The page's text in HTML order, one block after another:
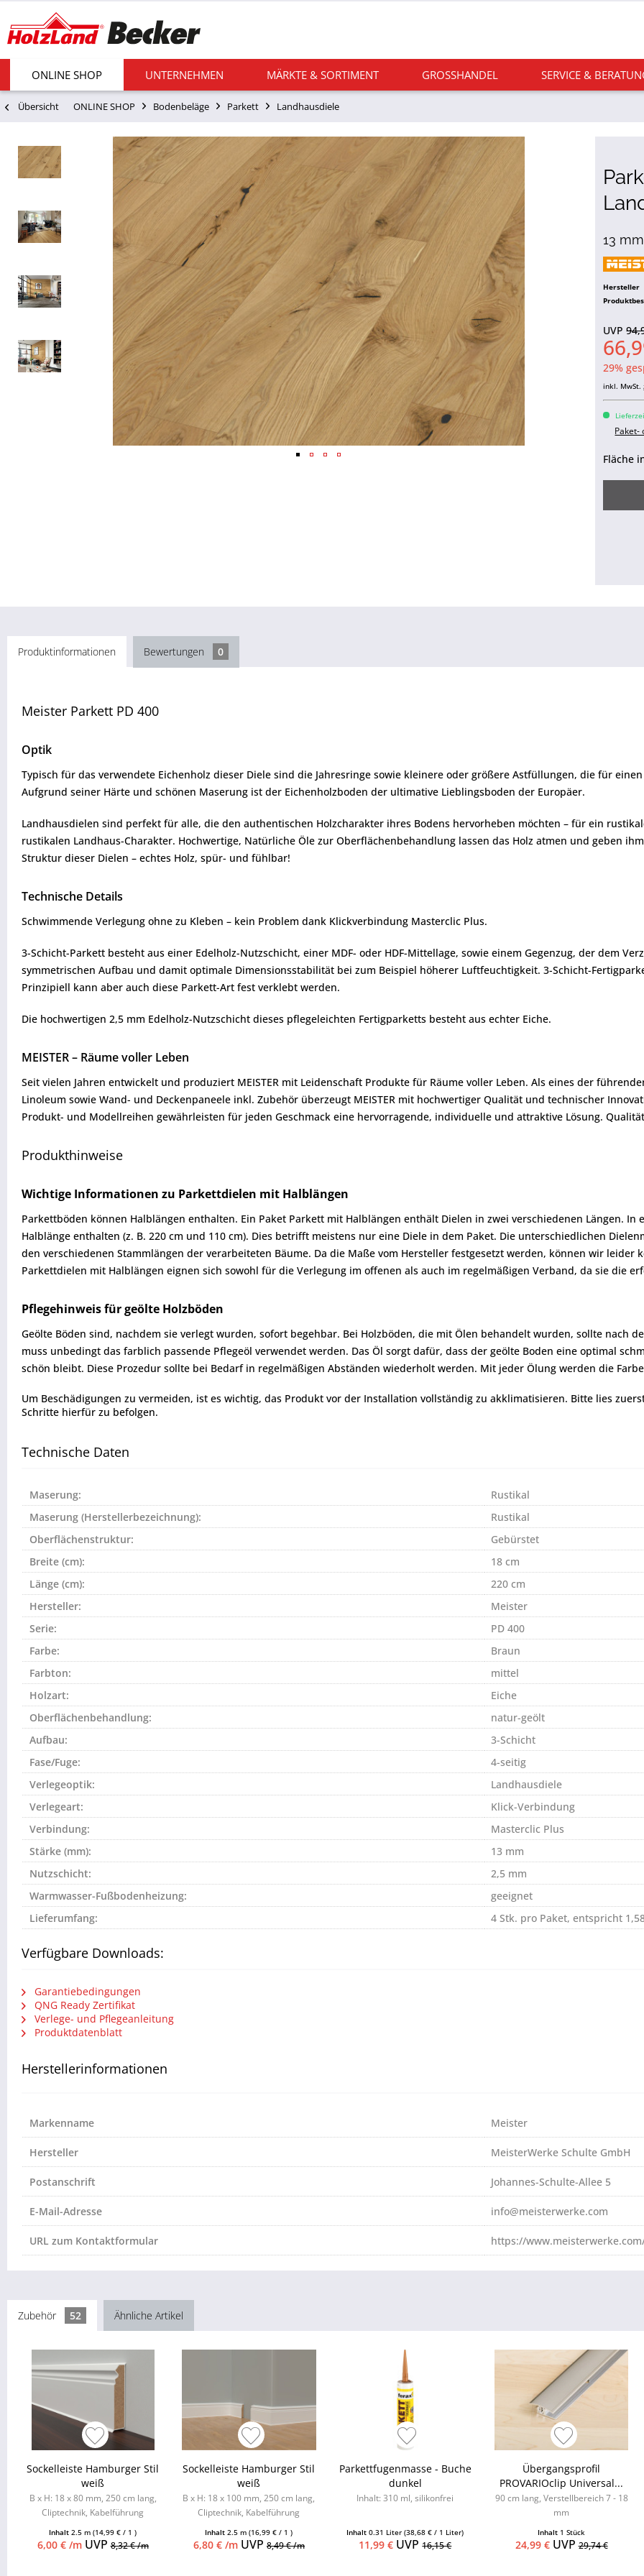
ONLINE SHOP UNTERNEHMEN MÄRKTE & SORTIMENT GROSSHANDEL SERVICE &
Übersicht ONLINE SHOP Bodenbeläge Parkett Landhausdiele
13
Hersteller
UVP
29%
inkl. MwSt.
Paket-
Fläche
Produktinformationen Bewertungen 0
Meister Parkett PD 400
Optik
Typisch für das verwendete Eichenholz dieser Diele sind die Jahresringe sowie kleinere oder größere Astfüllungen, die für
Aufgrund seiner Härte und schönen Maserung ist der Eichenholzboden der ultimative Lieblingsboden der Europäer.
Landhausdielen sind perfekt für alle, die den authentischen Holzcharakter ihres Bodens hervorheben möchten – für ein
rustikalen Landhaus-Charakter. Hochwertige, Natürliche Öle zur Oberflächenbehandlung lassen das Holz atmen und geben
Struktur dieser Dielen – echtes Holz, spür- und fühlbar!
Technische Details
Schwimmende Verlegung ohne zu Kleben – kein Problem dank Klickverbindung Masterclic Plus.
3-Schicht-Parkett besteht aus einer Edelholz-Nutzschicht, einer MDF- oder HDF-Mittellage, sowie einem Gegenzug, der dem
symmetrischen Aufbau und damit optimale Dimensionsstabilität bei zum Beispiel höherer Luftfeuchtigkeit. 3-Schicht-
Prinzipiell kann aber auch diese Parkett-Art fest verklebt werden.
Die hochwertigen 2,5 mm Edelholz-Nutzschicht dieses pflegeleichten Fertigparketts besteht aus echter Eiche.
MEISTER – Räume voller Leben
Seit vielen Jahren entwickelt und produziert MEISTER mit Leidenschaft Produkte für Räume voller Leben. Als eines der
Linoleum sowie Wand- und Deckenpaneele inkl. Zubehör überzeugt MEISTER mit hochwertiger Qualität und technischer
Produkt- und Modellreihen gewährleisten für jeden Geschmack eine hervorragende, individuelle und attraktive Lösung.
Produkthinweise
Wichtige Informationen zu Parkettdielen mit Halblängen
Parkettböden können Halblängen enthalten. Ein Paket Parkett mit Halblängen enthält Dielen in zwei verschiedenen Längen.
Halblänge enthalten (z. B. 220 cm und 110 cm). Dies betrifft meistens nur eine Diele in dem Paket. Die unterschiedlichen
den verschiedenen Stammlängen der verarbeiteten Bäume. Da die Maße vom Hersteller festgesetzt werden, können wir leider
Parkettdielen mit Halblängen eignen sich sowohl für die Verlegung im offenen als auch im regelmäßigen Verband, da sie die
Pflegehinweis für geölte Holzböden
Geölte Böden sind, nachdem sie verlegt wurden, sofort begehbar. Bei Holzböden, die mit Ölen behandelt wurden, sollte nach
muss unbedingt das farblich passende Pflegeöl verwendet werden. Das Öl sorgt dafür, dass der geölte Boden eine optimal
schön bleibt. Diese Prozedur sollte bei Bedarf in regelmäßigen Abständen wiederholt werden. Mit jeder Ölung werden die
Um Beschädigungen zu vermeiden, ist es wichtig, das Produkt vor der Installation vollständig zu akklimatisieren. Bitte lies
Schritte hierfür zu befolgen.
Technische Daten
Maserung:
Rustikal
Maserung (Herstellerbezeichnung):
Rustikal
Oberflächenstruktur:
Gebürstet
Breite (cm):
18 cm
Länge (cm):
220 cm
Hersteller:
Meister
Serie:
PD 400
Farbe:
Braun
Farbton:
mittel
Holzart:
Eiche
Oberflächenbehandlung:
natur-geölt
Aufbau:
3-Schicht
Fase/Fuge:
4-seitig
Verlegeoptik:
Landhausdiele
Verlegeart:
Klick-Verbindung
Verbindung:
Masterclic Plus
Stärke (mm):
13 mm
Nutzschicht:
2,5 mm
Warmwasser-Fußbodenheizung:
geeignet
Lieferumfang:
4 Stk. pro Paket, entspricht
Verfügbare Downloads:
Garantiebedingungen
QNG Ready Zertifikat
Verlege- und Pflegeanleitung
Produktdatenblatt
Herstellerinformationen
Markenname Meister
Hersteller MeisterWerke Schulte GmbH
Postanschrift Johannes-Schulte-Allee 5
E-Mail-Adresse info@meisterwerke.com
URL zum Kontaktformular https://
Zubehör 52 Ähnliche Artikel
Sockelleiste Hamburger Stil
weiß
B x H: 18 x 80 mm, 250 cm lang,
Cliptechnik, Kabelführung
Zubehör...
Inhalt2.5 m(14,99 € / 1 )
6,00 € /mUVP8,32 € /m
Sockelleiste Hamburger Stil
weiß
B x H: 18 x 100 mm, 250 cm lang,
Cliptechnik, Kabelführung
Zubehör...
Inhalt2.5 m(16,99 € / 1 )
6,80 € /mUVP 8,49 € /m
Parkettfugenmasse - Buche
dunkel
Inhalt: 310 ml, silikonfrei
Inhalt0.31 Liter(38,68 € / 1 Liter)
11,99 € UVP16,15 €
Übergangsprofil
PROVARIOclip Universal...
90 cm lang, Verstellbereich 7 - 18
mm
Inhalt 1 Stück
24,99 €UVP29,74 €